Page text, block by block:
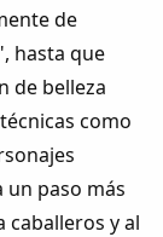
de
hasta que
de belleza
como
paso más
caballeros y al